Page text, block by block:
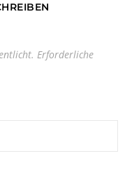
Erforderliche